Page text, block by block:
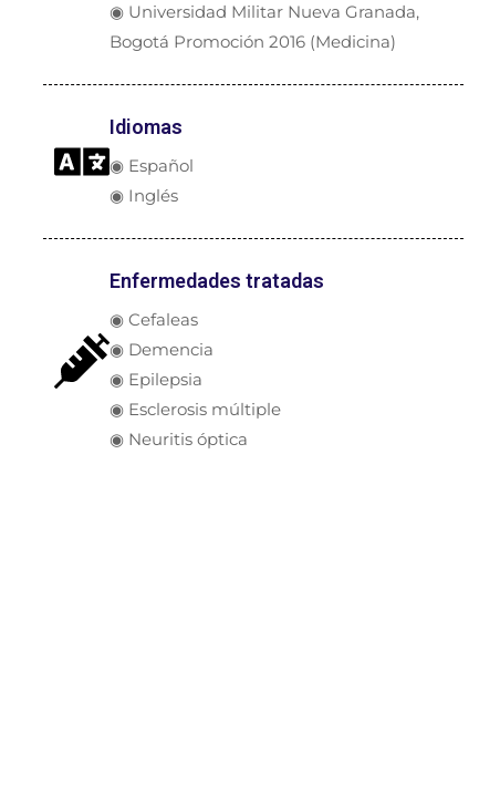
◉ Universidad Militar Nueva Granada,
Bogotá Promoción 2016 (Medicina)
Idiomas
◉ Español
◉ Inglés
Enfermedades tratadas
◉ Cefaleas
◉ Demencia
◉ Epilepsia
◉ Esclerosis múltiple
◉ Neuritis óptica